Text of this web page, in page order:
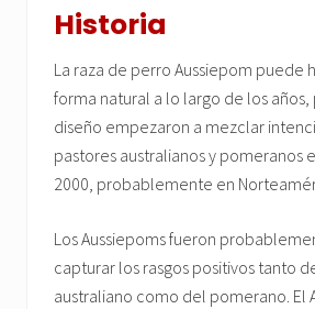
Historia
La raza de perro Aussiepom puede
forma natural a lo largo de los años,
diseño empezaron a mezclar
pastores australianos y pomeranos
2000, probablemente en
Los Aussiepoms fueron
capturar los rasgos positivos tanto
australiano como del pomerano. El